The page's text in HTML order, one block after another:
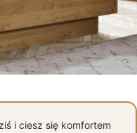
i ciesz się komfortem